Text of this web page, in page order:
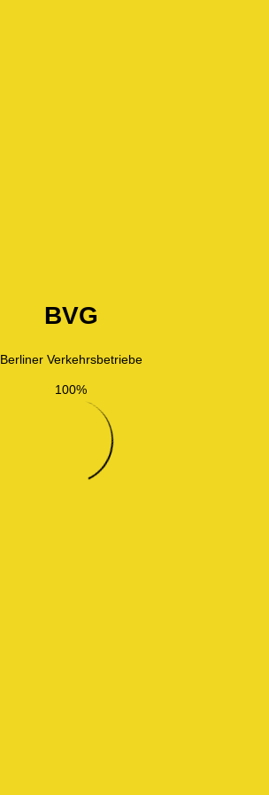
BVG
Berliner Verkehrsbetriebe
100%